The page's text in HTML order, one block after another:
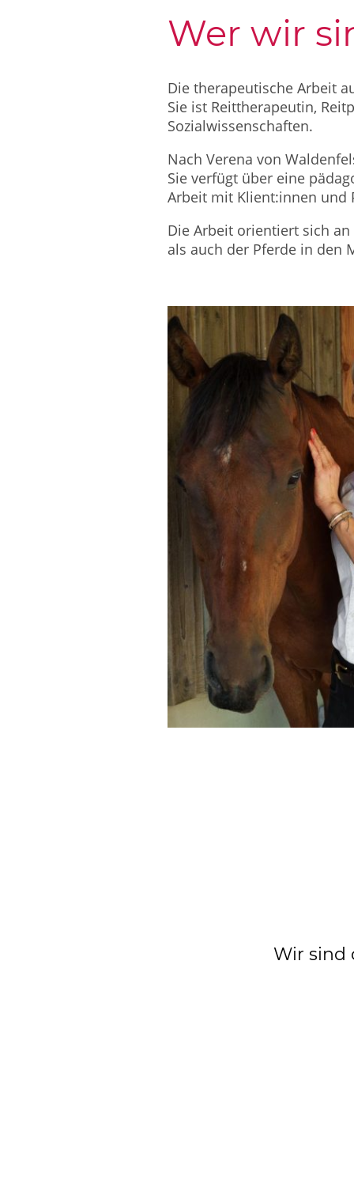
Wer wir
Die therapeutische Arbeit
Sie ist Reittherapeutin,
Sozialwissenschaften.
Nach Verena von
Sie verfügt über eine
Arbeit mit Klient:innen und
Die Arbeit orientiert sich
als auch der Pferde in den
Wir sind